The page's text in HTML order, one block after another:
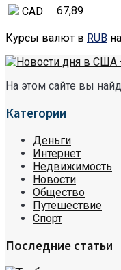
CAD
67,89
Курсы валют в RUB
На этом сайте вы
Категории
Деньги
Интернет
Недвижимость
Новости
Общество
Путешествие
Спорт
Последние статьи